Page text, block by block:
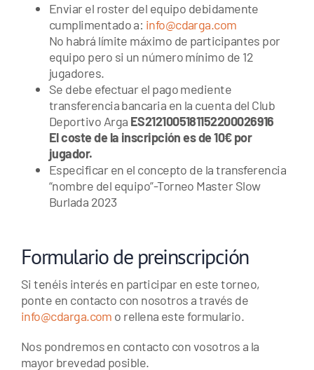
Enviar el roster del equipo debidamente
cumplimentado a: info@cdarga.com
No habrá límite máximo de participantes por
equipo pero si un número mínimo de 12
jugadores.
Se debe efectuar el pago mediente
transferencia bancaria en la cuenta del Club
Deportivo Arga ES2121005181152200026916
El coste de la inscripción es de 10€ por
jugador.
Especificar en el concepto de la transferencia
“nombre del equipo”-Torneo Master Slow
Burlada 2023
Formulario de preinscripción
Si tenéis interés en participar en este torneo,
ponte en contacto con nosotros a través de
info@cdarga.com o rellena este formulario.
Nos pondremos en contacto con vosotros a la
mayor brevedad posible.